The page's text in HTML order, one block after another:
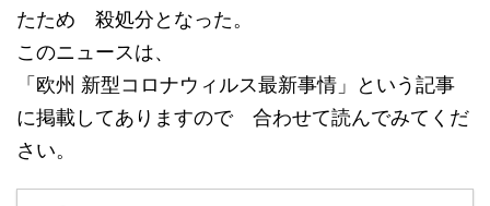
たため 殺処分となった。
このニュースは、
「欧州 新型コロナウィルス最新事情」という記事
に掲載してありますので 合わせて読んでみてくだ
さい。